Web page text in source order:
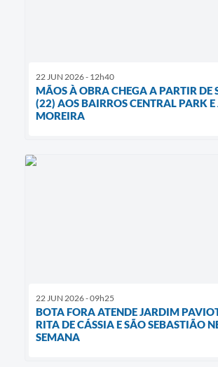
22 JUN 2026 - 12h40
MÃOS À OBRA CHEGA A PARTIR DE
(22) AOS BAIRROS CENTRAL PARK
MOREIRA
22 JUN 2026 - 09h25
BOTA FORA ATENDE JARDIM
RITA DE CÁSSIA E SÃO SEBASTIÃO
SEMANA